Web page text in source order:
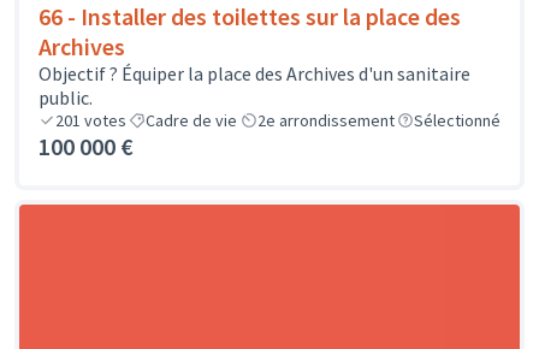
66 - Installer des toilettes sur la place des
Archives
Objectif ? Équiper la place des Archives d'un sanitaire
public.
201 votes Cadre de vie 2e arrondissement Sélectionné
100 000 €